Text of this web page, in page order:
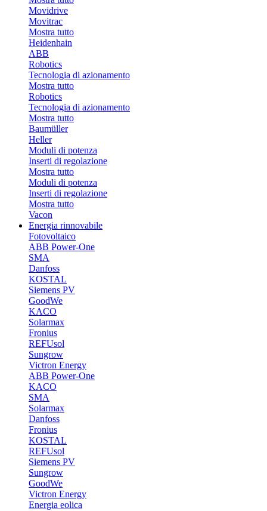
Movidrive
Movitrac
Mostra tutto
Heidenhain
ABB
Robotics
Tecnologia di azionamento
Mostra tutto
Robotics
Tecnologia di azionamento
Mostra tutto
Baumüller
Heller
Moduli di potenza
Inserti di regolazione
Mostra tutto
Moduli di potenza
Inserti di regolazione
Mostra tutto
Vacon
Energia rinnovabile
Fotovoltaico
ABB Power-One
SMA
Danfoss
KOSTAL
Siemens PV
GoodWe
KACO
Solarmax
Fronius
REFUsol
Sungrow
Victron Energy
ABB Power-One
KACO
SMA
Solarmax
Danfoss
Fronius
KOSTAL
REFUsol
Siemens PV
Sungrow
GoodWe
Victron Energy
Energia eolica